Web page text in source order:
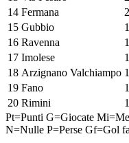
14 Fermana
15 Gubbio
16 Ravenna
17 Imolese
18 Arzignano Valchiampo
19 Fano
20 Rimini
Pt=Punti G=Giocate
N=Nulle P=Perse Gf=Gol